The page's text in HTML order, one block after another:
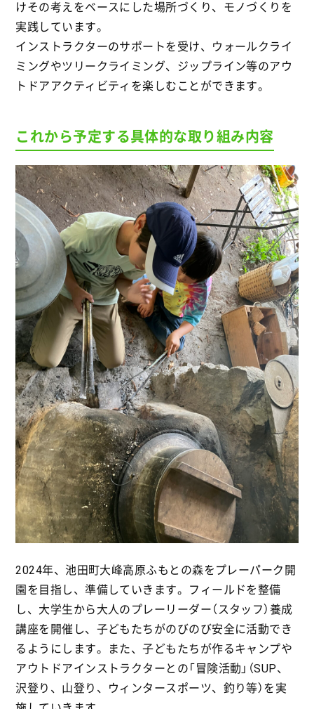
けその考えをベースにした場所づくり、モノづくりを
実践しています。
インストラクターのサポートを受け、ウォールクライ
ミングやツリークライミング、ジップライン等のアウ
トドアアクティビティを楽しむことができます。
これから予定する具体的な取り組み内容
2024年、池田町大峰高原ふもとの森をプレーパーク開
園を目指し、準備していきます。フィールドを整備
し、大学生から大人のプレーリーダー（スタッフ）養成
講座を開催し、子どもたちがのびのび安全に活動でき
るようにします。また、子どもたちが作るキャンプや
アウトドアインストラクターとの「冒険活動」（SUP、
沢登り、山登り、ウィンタースポーツ、釣り等）を実